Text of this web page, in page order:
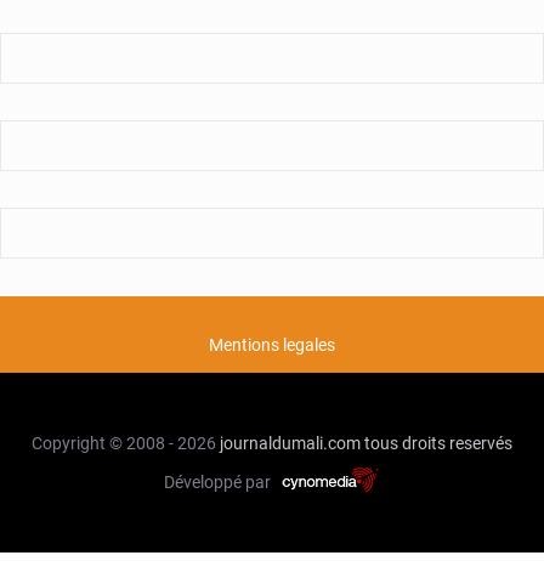
Mentions legales
Copyright © 2008 - 2026 journaldumali.comtous droits reservés
Développé par